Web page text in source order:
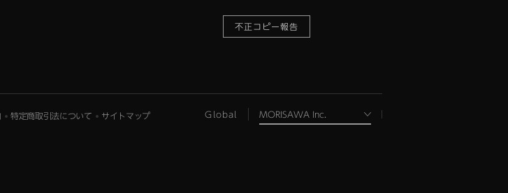
不正コピー報告
特定商取引法について サイトマップ Global